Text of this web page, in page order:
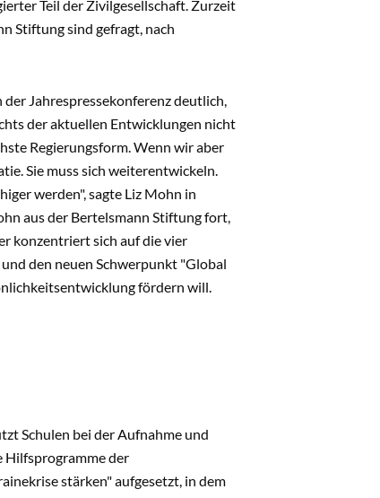
Teil der Zivilgesellschaft. Zurzeit
Stiftung sind gefragt, nach
Jahrespressekonferenz deutlich,
der aktuellen Entwicklungen nicht
Regie­rungsform. Wenn wir aber
Sie muss sich weiterentwickeln.
werden", sagte Liz Mohn in
aus der Bertelsmann Stiftung fort,
konzentriert sich auf die vier
den neuen Schwerpunkt "Global
fördern will.
Schu­len bei der Aufnahme und
Hilfsprogramme der
stärken" aufgesetzt, in dem